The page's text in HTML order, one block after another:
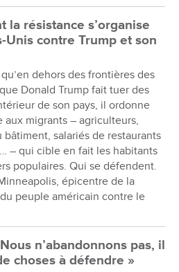
la résistance s’organise
Unis contre Trump et son
qu’en dehors des frontières des
Donald Trump fait tuer des
de son pays, il ordonne
aux migrants – agriculteurs,
bâtiment, salariés de restaurants
– qui cible en fait les habitants
populaires. Qui se défendent.
épicentre de la
peuple américain contre le
n’abandonnons pas, il
choses à défendre »